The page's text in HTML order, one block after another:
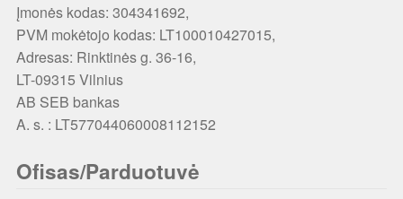
Įmonės kodas: 304341692,
PVM mokėtojo kodas: LT100010427015,
Adresas: Rinktinės g. 36-16,
LT-09315 Vilnius
AB SEB bankas
A. s. : LT577044060008112152
Ofisas/Parduotuvė